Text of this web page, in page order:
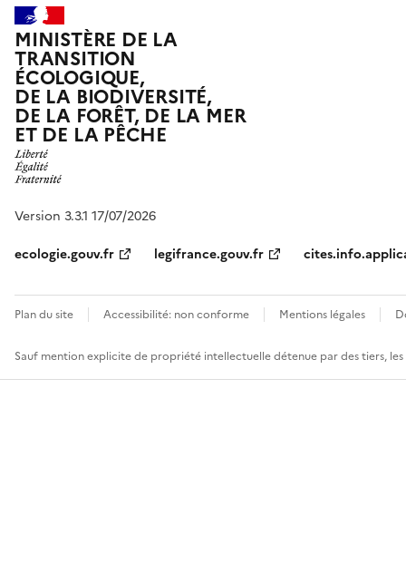
MINISTÈRE DE LA
TRANSITION
ÉCOLOGIQUE,
DE LA BIODIVERSITÉ,
DE LA FORÊT, DE LA MER
ET DE LA PÊCHE
Version 3.3.1 17/07/2026
ecologie.gouv.fr
legifrance.gouv.fr
Plan du site Accessibilité: non conforme Mentions légales
Sauf mention explicite de propriété intellectuelle détenue par des tiers,